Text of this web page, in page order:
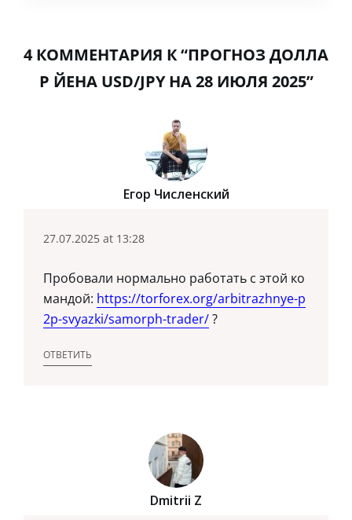
4 КОММЕНТАРИЯ К “ПРОГНОЗ ДОЛЛА
Р ЙЕНА USD/JPY НА 28 ИЮЛЯ 2025”
Егор Численский
27.07.2025 at 13:28
Пробовали нормально работать с этой ко
мандой: https://torforex.org/arbitrazhnye-p
2p-svyazki/samorph-trader/?
ОТВЕТИТЬ
Dmitrii Z